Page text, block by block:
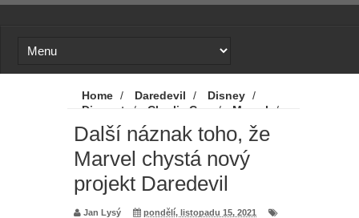
Home / Daredevil / Disney /
Disney+
/ Charlie Cox / Marvel
/
Novinky
Další náznak toho, že Marvel
chystá nový projekt Daredevil
Další náznak toho, že
Marvel chystá nový
projekt Daredevil
Jan Lysý
pondělí, listopadu 15, 2021